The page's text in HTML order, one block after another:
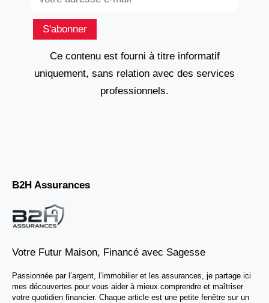
S'abonner
Ce contenu est fourni à titre informatif
uniquement, sans relation avec des services
professionnels.
B2H Assurances
Votre Futur Maison, Financé avec Sagesse
Passionnée par l’argent, l’immobilier et les assurances, je partage ici
mes découvertes pour vous aider à mieux comprendre et maîtriser
votre quotidien financier. Chaque article est une petite fenêtre sur un